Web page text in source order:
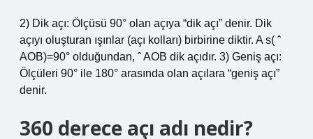
2) Dik açı: Ölçüsü 90° olan açıya “dik açı” denir. Dik
açıyı oluşturan ışınlar (açı kolları) birbirine diktir. A s( ˆ
AOB)=90° olduğundan, ˆ AOB dik açıdır. 3) Geniş açı:
Ölçüleri 90° ile 180° arasında olan açılara “geniş açı”
denir.
360 derece açı adı nedir?